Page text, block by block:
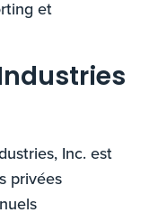
et
Inc. est
privées